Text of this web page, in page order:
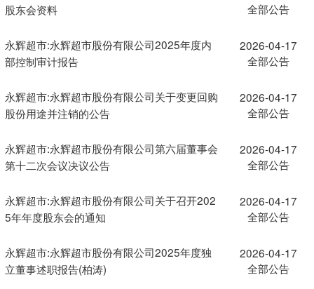
股东会资料
全部公告
永辉超市:永辉超市股份有限公司2025年度内
部控制审计报告
2026-04-17
全部公告
永辉超市:永辉超市股份有限公司关于变更回购
股份用途并注销的公告
2026-04-17
全部公告
永辉超市:永辉超市股份有限公司第六届董事会
第十二次会议决议公告
2026-04-17
全部公告
永辉超市:永辉超市股份有限公司关于召开202
5年年度股东会的通知
2026-04-17
全部公告
永辉超市:永辉超市股份有限公司2025年度独
立董事述职报告(柏涛)
2026-04-17
全部公告